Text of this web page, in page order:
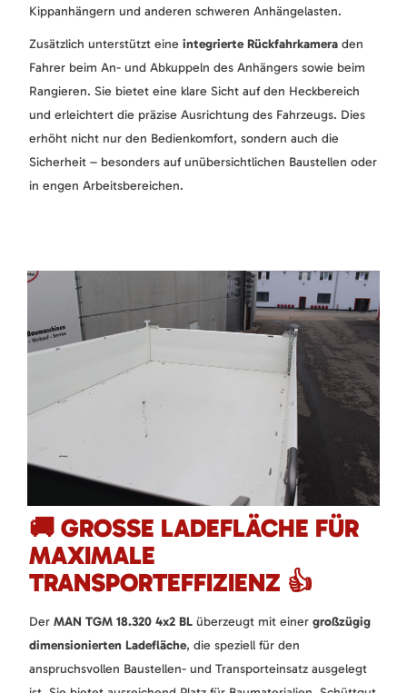
Kippanhängern und anderen schweren Anhängelasten.
Zusätzlich unterstützt eine integrierte Rückfahrkamera den
Fahrer beim An- und Abkuppeln des Anhängers sowie beim
Rangieren. Sie bietet eine klare Sicht auf den Heckbereich
und erleichtert die präzise Ausrichtung des Fahrzeugs. Dies
erhöht nicht nur den Bedienkomfort, sondern auch die
Sicherheit – besonders auf unübersichtlichen Baustellen oder
in engen Arbeitsbereichen.
🚚 GROSSE LADEFLÄCHE FÜR M
AXIMALE T
RANSPORTEFFIZIENZ 👍
Der MAN TGM 18.320 4x2 BL überzeugt mit einer großzügig
dimensionierten Ladefläche, die speziell für den
anspruchsvollen Baustellen- und Transporteinsatz ausgelegt